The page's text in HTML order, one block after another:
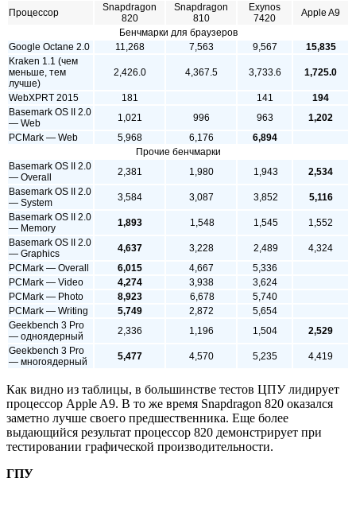
Процессор
Snapdragon
820
Snapdragon
810
Exynos
7420
Apple A9
Бенчмарки для браузеров
Google Octane 2.0
11,268 7,563 9,567
15,835
Kraken 1.1 (чем
меньше, тем
лучше)
2,426.0 4,367.5 3,733.6 1,725.0
WebXPRT 2015 181 141
194
Basemark OS II 2.0
— Web
1,021 996 963
1,202
PCMark — Web
5,968 6,176
6,894
Прочие бенчмарки
Basemark OS II 2.0
— Overall
2,381 1,980 1,943
2,534
Basemark OS II 2.0
— System
3,584 3,087 3,852
5,116
Basemark OS II 2.0
— Memory
1,893 1,548 1,545
1,552
Basemark OS II 2.0
— Graphics
4,637 3,228 2,489
4,324
PCMark — Overall
6,015 4,667
5,336
PCMark — Video
4,274 3,938
3,624
PCMark — Photo
8,923 6,678
5,740
PCMark — Writing
5,749 2,872
5,654
Geekbench 3 Pro
— одноядерный
2,336 1,196 1,504
2,529
Geekbench 3 Pro
— многоядерный
5,477 4,570 5,235 4,419
Как видно из таблицы, в большинстве тестов ЦПУ лидирует
процессор Apple A9. В то же время Snapdragon 820 оказался
заметно лучше своего предшественника. Еще более
выдающийся результат процессор 820 демонстрирует при
тестировании графической производительности.
ГПУ